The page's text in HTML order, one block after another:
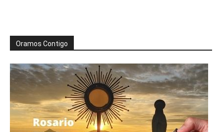
Oramos Contigo